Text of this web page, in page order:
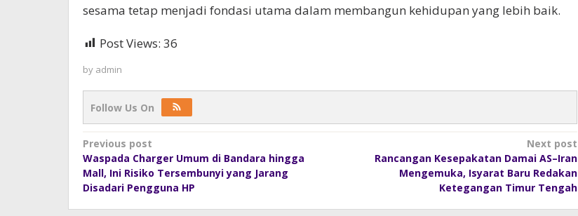
sesama tetap menjadi fondasi utama dalam membangun kehidupan yang lebih baik.
Post Views: 36
by admin
Follow Us On
Post
navigation
Previous post
Waspada Charger Umum di Bandara hingga
Mall, Ini Risiko Tersembunyi yang Jarang
Disadari Pengguna HP
Next post
Rancangan Kesepakatan Damai AS–Iran
Mengemuka, Isyarat Baru Redakan
Ketegangan Timur Tengah